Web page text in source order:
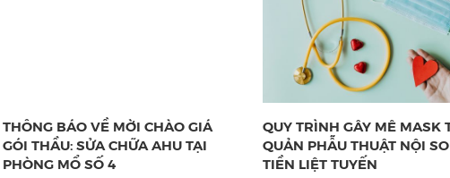
THÔNG BÁO VỀ MỜI CHÀO GIÁ
GÓI THẦU: SỬA CHỮA AHU TẠI
PHÒNG MỔ SỐ 4
QUY TRÌNH GÂY MÊ MASK
QUẢN PHẪU THUẬT NỘI
TIỀN LIỆT TUYẾN